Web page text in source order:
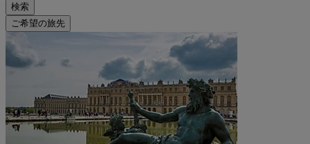
検索
ご希望の旅先